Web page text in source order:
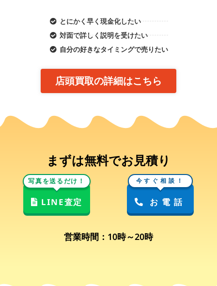
とにかく早く現金化したい
対面で詳しく説明を受けたい
自分の好きなタイミングで売りたい
店頭買取の詳細はこちら
まずは無料でお見積り
写真を送るだけ！
LINE査定
今すぐ相談！
お電話
営業時間：10時～20時